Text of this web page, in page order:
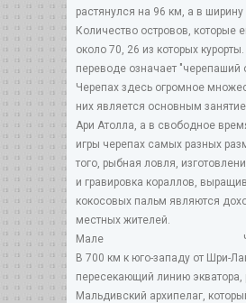
растянулся на 96 км, а в
Количество островов, которые
около 70, 26 из которых
переводе означает "черепаший
Черепах здесь огромное
них является основным
Ари Атолла, а в свободное
игры черепах самых разных
того, рыбная ловля,
и гравировка кораллов,
кокосовых пальм являются
местных жителей.
Мале
В 700 км к юго-западу от Шри-
пересекающий линию экватора,
Мальдивский архипелаг,